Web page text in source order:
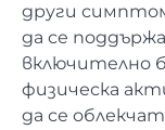
други
да се
включително
физическа
да се